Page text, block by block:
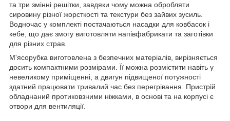
та три змінні решітки, завдяки чому можна обробляти
сировину різної жорсткості та текстури без зайвих зусиль.
Водночас у комплекті постачаються насадки для ковбасок і
кебе, що дає змогу виготовляти напівфабрикати та заготівки
для різних страв.
М'ясорубка виготовлена з безпечних матеріалів, вирізняється
досить компактними розмірами. Її можна розмістити навіть у
невеликому приміщенні, а двигун підвищеної потужності
здатний працювати тривалий час без перегрівання. Пристрій
обладнаний протиковзними ніжками, в основі та на корпусі є
отвори для вентиляції.